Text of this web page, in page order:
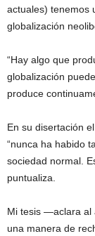
actuales) tenemos
globalización
“Hay algo que
globalización
produce
En su disertación
“nunca ha habido
sociedad normal.
puntualiza.
Mi tesis —aclara al
una manera de